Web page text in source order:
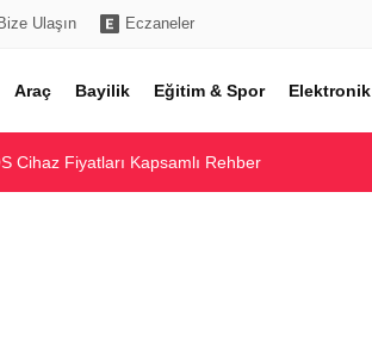
Bize Ulaşın Eczaneler
Araç Bayilik Eğitim & Spor Elektronik
Cihaz Fiyatları Kapsamlı Rehber
ve Maliyet Rehberi